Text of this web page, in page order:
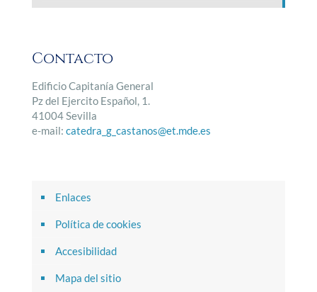
Contacto
Edificio Capitanía General
Pz del Ejercito Español, 1.
41004 Sevilla
e-mail: catedra_g_castanos@et.mde.es
Enlaces
Política de cookies
Accesibilidad
Mapa del sitio